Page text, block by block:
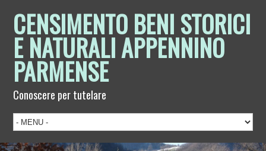
CENSIMENTO BENI STORICI
E NATURALI APPENNINO
PARMENSE
Conoscere per tutelare